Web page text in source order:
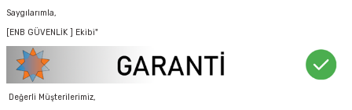
Saygılarımla,
[ENB GÜVENLİK ] Ekibi"
Değerli Müşterilerimiz,